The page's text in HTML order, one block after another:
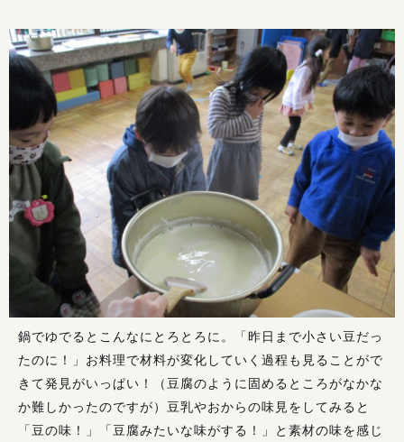
鍋でゆでるとこんなにとろとろに。「昨日まで小さい豆だっ
たのに！」お料理で材料が変化していく過程も見ることがで
きて発見がいっぱい！（豆腐のように固めるところがなかな
か難しかったのですが）豆乳やおからの味見をしてみると
「豆の味！」「豆腐みたいな味がする！」と素材の味を感じ